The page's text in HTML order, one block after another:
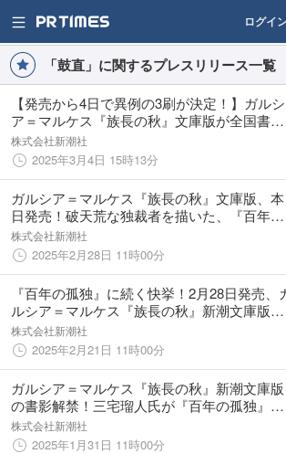
ログイ
「鼓直」に関するプレスリリース一覧
【発売から4日で異例の3刷が決定！】ガルシ
ア＝マルケス『族長の秋』文庫版が全国書店
で続々売上1位！
株式会社新潮社
2025年3月4日 15時13分
ガルシア＝マルケス『族長の秋』文庫版、本
日発売！破天荒な独裁者を描いた、『百年の
孤独』を凌駕する怪物的傑作。
株式会社新潮社
2025年2月28日 11時00分
『百年の孤独』に続く快挙！2月28日発売、
ルシア＝マルケス『族長の秋』新潮文庫版の
発売前重版が決定！
株式会社新潮社
2025年2月21日 11時00分
ガルシア＝マルケス『族長の秋』新潮文庫版
の書影解禁！三宅瑠人氏が『百年の孤独』に
続き装画を担当。解説は池澤夏樹氏による書
き下ろしを収録。
株式会社新潮社
2025年1月31日 11時00分